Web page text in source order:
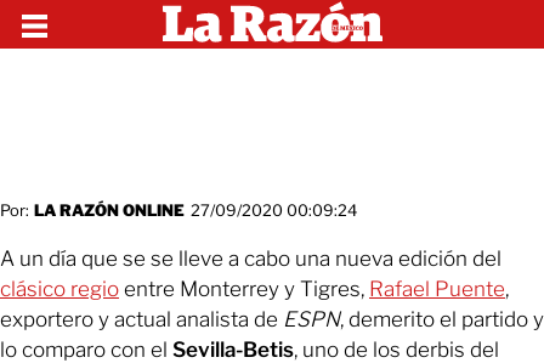
Por: LA RAZÓN ONLINE 27/09/2020 00:09:24
A un día que se se lleve a cabo una nueva edición del
clásico regio entre Monterrey y Tigres, Rafael Puente,
exportero y actual analista de ESPN, demerito el partido y
lo comparo con el Sevilla-Betis, uno de los derbis del